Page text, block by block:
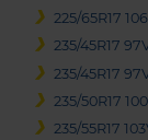
225/65R17
235/45R17
235/45R17
235/50R17
235/55R17